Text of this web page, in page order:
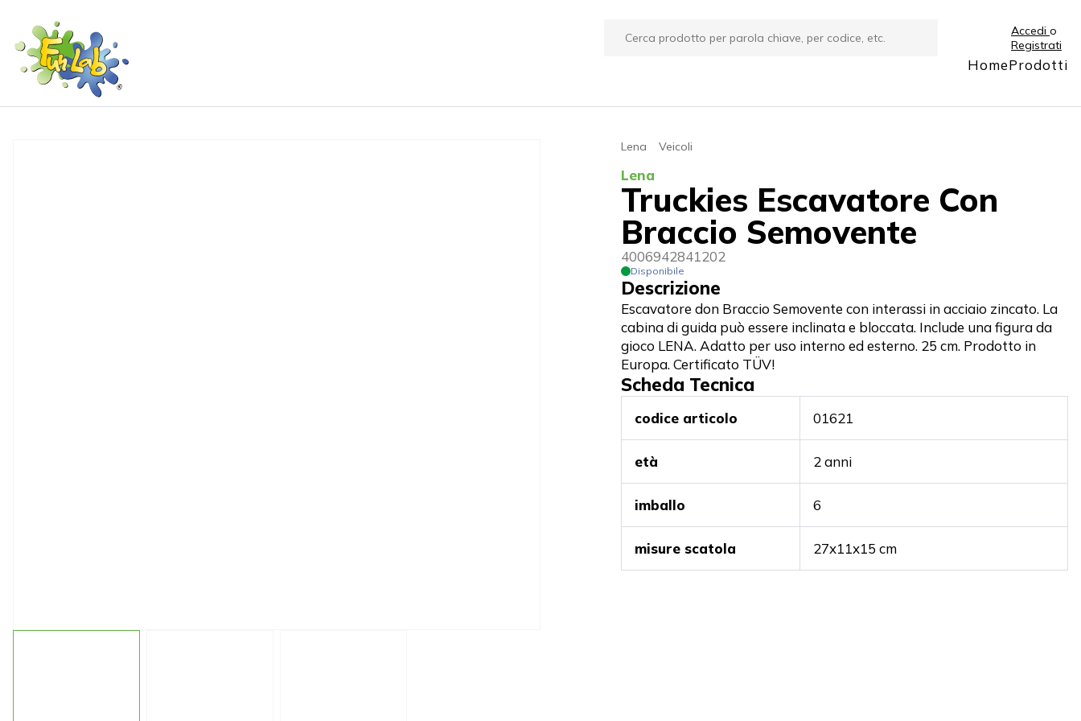
Accedi o
Registrati
HomeProdotti
Lena Veicoli
Lena
Truckies Escavatore Con
Braccio Semovente
4006942841202
Disponibile
Descrizione
Escavatore don Braccio Semovente con interassi in acciaio zincato. La
cabina di guida può essere inclinata e bloccata. Include una figura da
gioco LENA. Adatto per uso interno ed esterno. 25 cm. Prodotto in
Europa. Certificato TÜV!
Scheda Tecnica
codice articolo 01621
età 2 anni
imballo 6
misure scatola 27x11x15 cm